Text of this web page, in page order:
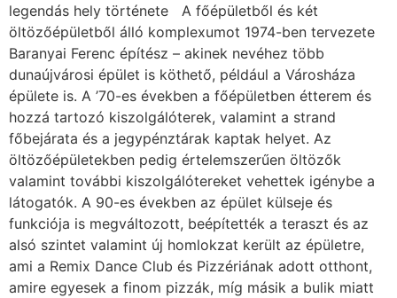
legendás hely története A főépületből és két
öltözőépületből álló komplexumot 1974-ben tervezete
Baranyai Ferenc építész – akinek nevéhez több
dunaújvárosi épület is köthető, például a Városháza
épülete is. A ’70-es években a főépületben étterem és
hozzá tartozó kiszolgálóterek, valamint a strand
főbejárata és a jegypénztárak kaptak helyet. Az
öltözőépületekben pedig értelemszerűen öltözők
valamint további kiszolgálótereket vehettek igénybe a
látogatók. A 90-es években az épület külseje és
funkciója is megváltozott, beépítették a teraszt és az
alsó szintet valamint új homlokzat került az épületre,
ami a Remix Dance Club és Pizzériának adott otthont,
amire egyesek a finom pizzák, míg másik a bulik miatt